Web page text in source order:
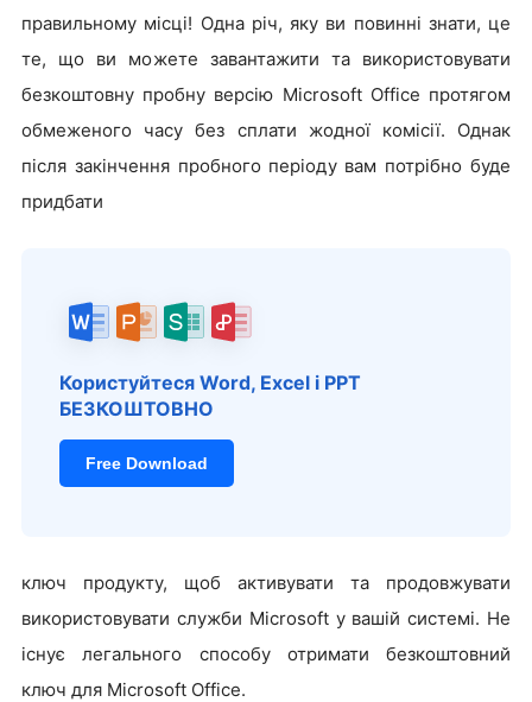
правильному місці! Одна річ, яку ви повинні знати, це
те, що ви можете завантажити та використовувати
безкоштовну пробну версію Microsoft Office протягом
обмеженого часу без сплати жодної комісії. Однак
після закінчення пробного періоду вам потрібно буде
придбати
Користуйтеся Word, Excel і PPT
БЕЗКОШТОВНО
Free Download
ключ продукту, щоб активувати та продовжувати
використовувати служби Microsoft у вашій системі. Не
існує легального способу отримати безкоштовний
ключ для Microsoft Office.